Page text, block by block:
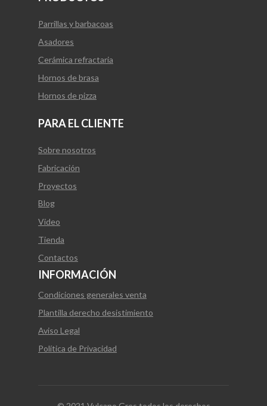
Parrillas y barbacoas
Asadores
Cerámica refractaria
Hornos de brasa
Hornos de pizza
Política de Privacidad
Sobre nosotros
Fabricación
Proyectos
Blog
PARA EL CLIENTE
Video
Tienda
Aviso Legal
Plantilla derecho desistimiento
Condiciones generales venta
INFORMACIÓN
Contactos